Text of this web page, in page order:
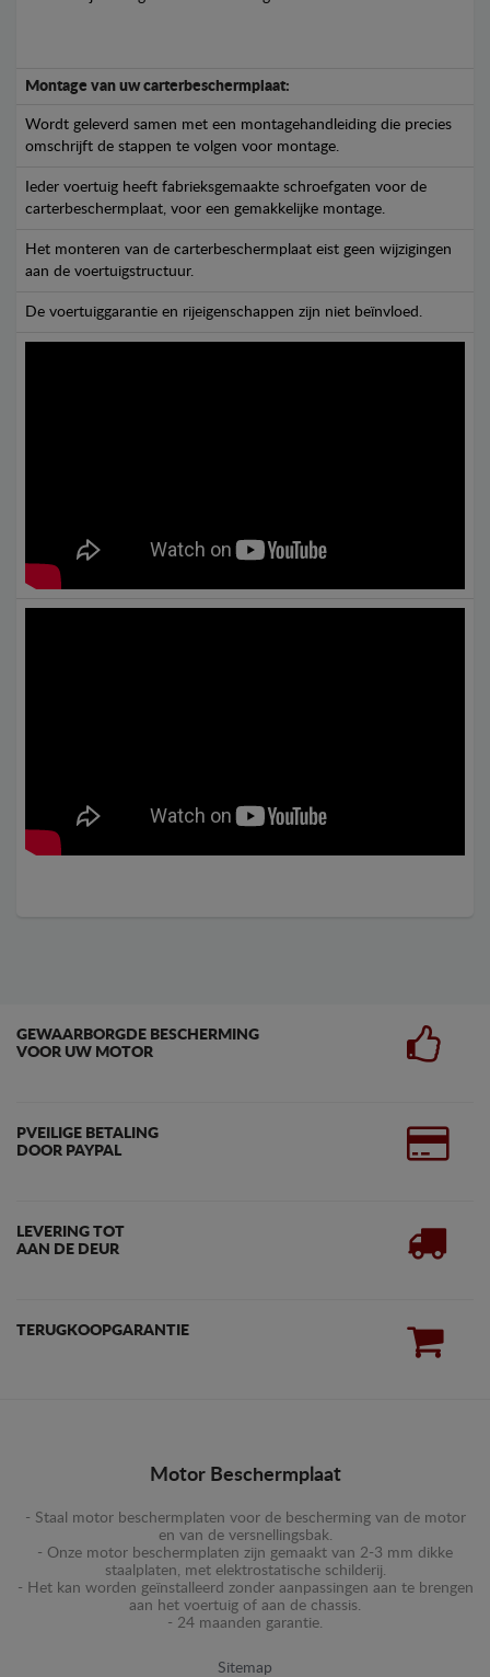
Montage van uw carterbeschermplaat:
Wordt geleverd samen met een montagehandleiding die precies
omschrijft de stappen te volgen voor montage.
Ieder voertuig heeft fabrieksgemaakte schroefgaten voor de
carterbeschermplaat, voor een gemakkelijke montage.
Het monteren van de carterbeschermplaat eist geen wijzigingen
aan de voertuigstructuur.
De voertuiggarantie en rijeigenschappen zijn niet beïnvloed.
GEWAARBORGDE BESCHERMING
VOOR UW MOTOR
PVEILIGE BETALING
DOOR PAYPAL
LEVERING TOT
AAN DE DEUR
TERUGKOOPGARANTIE
Motor Beschermplaat
- Staal motor beschermplaten voor de bescherming van de motor
en van de versnellingsbak.
- Onze motor beschermplaten zijn gemaakt van 2-3 mm dikke
staalplaten, met elektrostatische schilderij.
- Het kan worden geïnstalleerd zonder aanpassingen aan te brengen
aan het voertuig of aan de chassis.
- 24 maanden garantie.
Sitemap